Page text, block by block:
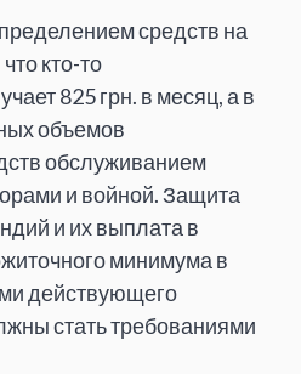
средств на
кто-то
825 грн. в месяц, а в
объемов
обслуживанием
и войной. Защита
и их выплата в
минимума в
действующего
стать требованиями